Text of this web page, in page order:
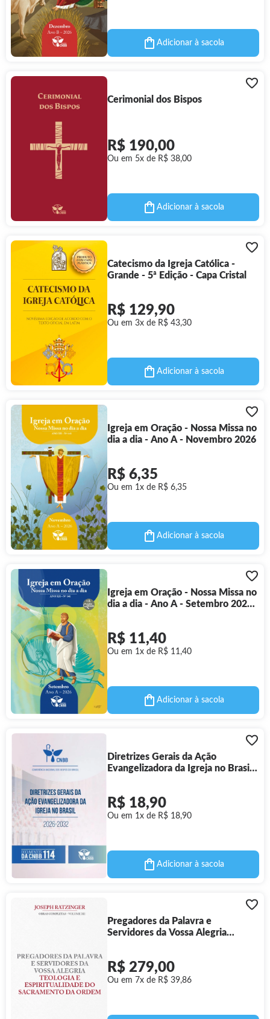
Adicionar à sacola
Cerimonial dos Bispos
R$ 190,00
Ou em 5x de R$ 38,00
Adicionar à sacola
Catecismo da Igreja Católica -
Grande - 5ª Edição - Capa Cristal
R$ 129,90
Ou em 3x de R$ 43,30
Adicionar à sacola
Igreja em Oração - Nossa Missa no
dia a dia - Ano A - Novembro 2026
R$ 6,35
Ou em 1x de R$ 6,35
Adicionar à sacola
Igreja em Oração - Nossa Missa no
dia a dia - Ano A - Setembro 2026 -
R$ 11,40
Ou em 1x de R$ 11,40
Adicionar à sacola
Diretrizes Gerais da Ação
Evangelizadora da Igreja no Brasil
R$ 18,90
Ou em 1x de R$ 18,90
Adicionar à sacola
Pregadores da Palavra e
Servidores da Vossa Alegria
R$ 279,00
Ou em 7x de R$ 39,86